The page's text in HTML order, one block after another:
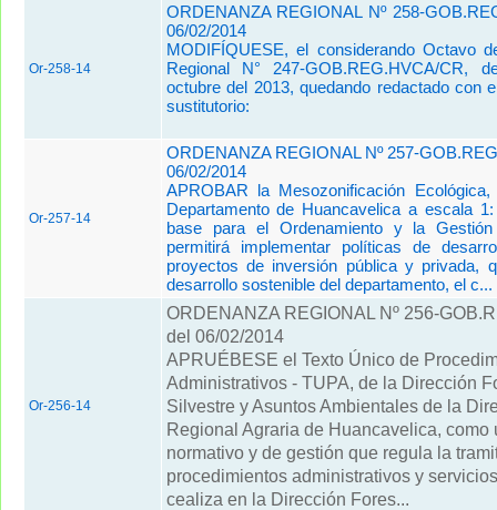
Or-258-14
ORDENANZA REGIONAL Nº 258-
06/02/2014
MODIFÍQUESE, el considerando Octavo
Regional N° 247-GOB.REG.HVCA/CR,
octubre del 2013, quedando redactado con
sustitutorio:
Or-257-14
ORDENANZA REGIONAL Nº 257-
06/02/2014
APROBAR la Mesozonificación
Departamento de Huancavelica a escala
base para el Ordenamiento y la Gestión
permitirá implementar políticas de
proyectos de inversión pública y privada,
desarrollo sostenible del departamento, el c...
Or-256-14
ORDENANZA REGIONAL Nº 256-
del 06/02/2014
APRUÉBESE el Texto Único de
Administrativos - TUPA, de la Dirección
Silvestre y Asuntos Ambientales de la
Regional Agraria de Huancavelica, como
normativo y de gestión que regula la
procedimientos administrativos y
cealiza en la Dirección Fores...